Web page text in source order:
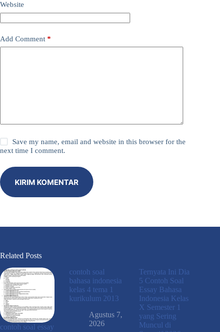
Website
Add Comment *
Save my name, email and website in this browser for the
next time I comment.
KIRIM KOMENTAR
Related Posts
contoh soal essay
contoh soal
bahasa indonesia
kelas 4 tema 1
kurikulum 2013
Agustus 7,
2026
Ternyata Ini Dia
5 Contoh Soal
Essay Bahasa
Indonesia Kelas
X Semester 1
yang Sering
Muncul di